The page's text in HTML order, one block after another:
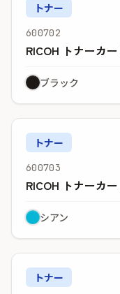
トナー
600702
RICOH トナーカ
ブラック
トナー
600703
RICOH トナーカ
シアン
トナー